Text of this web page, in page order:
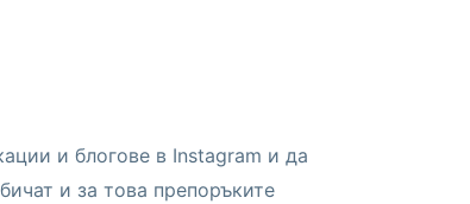
и блогове в Instagram и да
и за това препоръките